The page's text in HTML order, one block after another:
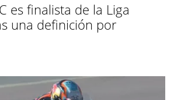
es finalista de la Liga
una definición por